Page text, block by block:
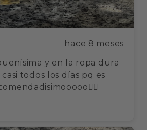
hace 8 meses
y en la ropa dura
casi todos los días pq es